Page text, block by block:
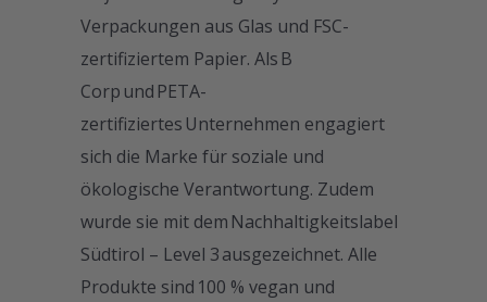
Verpackungen aus Glas und FSC-
zertifiziertem Papier. Als B
Corp und PETA-
zertifiziertes Unternehmen engagiert
sich die Marke für soziale und
ökologische Verantwortung. Zudem
wurde sie mit dem Nachhaltigkeitslabel
Südtirol – Level 3 ausgezeichnet. Alle
Produkte sind 100 % vegan und